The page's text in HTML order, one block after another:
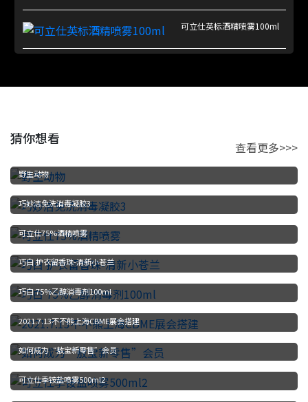
可立仕英标酒精喷雾100ml
猜你想看
查看更多>>>
野生动物
巧妙洁免洗消毒凝胶3
可立仕75%酒精喷雾
巧白 护衣留香珠-清新小苍兰
巧白 75%乙醇消毒剂100ml
2021.7.13不不熊上海CBME展会搭建
如何成为“敖宝新零售”会员
可立仕季铵盐喷雾500ml2